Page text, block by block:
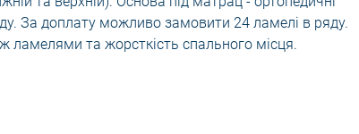
За доплату можливо замовити 24 ламелі в ряду.
ламелями та жорсткість спального місця.